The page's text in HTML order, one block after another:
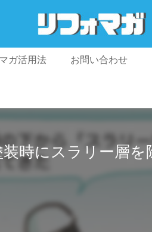
ガ活用法 お問い合わせ
時にスラリー層を